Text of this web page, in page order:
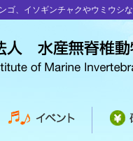
ゴ、イソギンチャクやウミウシ